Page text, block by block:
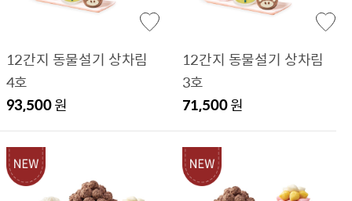
12간지 동물설기 상차림
4호
93,500원
12간지 동물설기 상차림
3호
71,500원